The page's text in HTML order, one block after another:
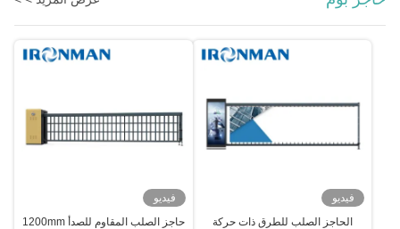
فيديو
الحاجز الصلب للطرق ذات حركة
فيديو
حاجز الصلب المقاوم للصدأ 1200mm